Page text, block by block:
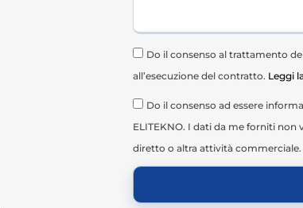
Do il consenso al trattamento
all’esecuzione del contratto. Leggi
Do il consenso ad essere
ELITEKNO. I dati da me forniti
diretto o altra attività commerciale.